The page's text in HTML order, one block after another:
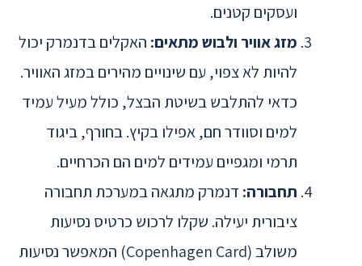
ועסקים קטנים.
מזג אוויר ולבוש מתאים: האקלים בדנמרק יכול
להיות לא צפוי, עם שינויים מהירים במזג האוויר.
כדאי להתלבש בשיטת הבצל, כולל מעיל עמיד
למים וסוודר חם, אפילו בקיץ. בחורף, ביגוד
תרמי ומגפיים עמידים למים הם הכרחיים.
תחבורה: דנמרק מתגאה במערכת תחבורה
ציבורית יעילה. שקלו לרכוש כרטיס נסיעות
משולב (Copenhagen Card) המאפשר נסיעות